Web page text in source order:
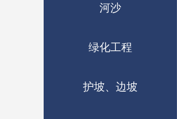
河沙
绿化工程
护坡、边坡